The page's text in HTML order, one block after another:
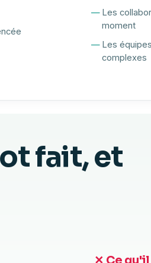
Les
moment
Les
complexes
fait, et